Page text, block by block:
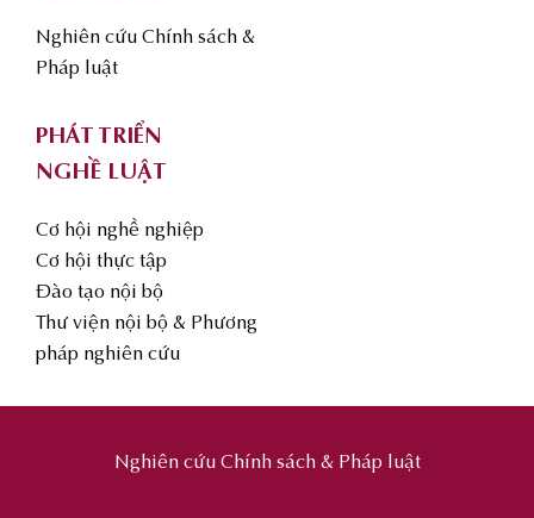
Nghiên cứu Chính sách &
Pháp luật
PHÁT TRIỂN
NGHỀ LUẬT
Cơ hội nghề nghiệp
Cơ hội thực tập
Đào tạo nội bộ
Thư viện nội bộ & Phương
pháp nghiên cứu
Nghiên cứu Chính sách & Pháp luật